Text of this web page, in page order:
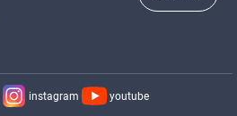
instagram youtube